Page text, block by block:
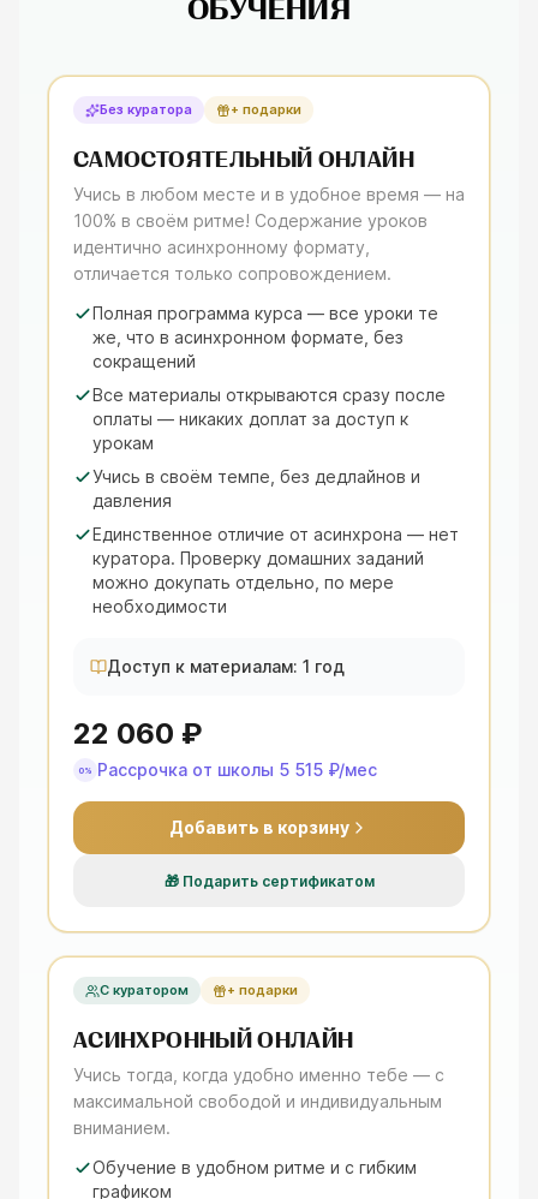
ОБУЧЕНИЯ
Без куратора + подарки
САМОСТОЯТЕЛЬНЫЙ ОНЛАЙН
Учись в любом месте и в удобное время — на
100% в своём ритме! Содержание уроков
идентично асинхронному формату,
отличается только сопровождением.
Полная программа курса — все уроки те
же, что в асинхронном формате, без
сокращений
Все материалы открываются сразу после
оплаты — никаких доплат за доступ к
урокам
Учись в своём темпе, без дедлайнов и
давления
Единственное отличие от асинхрона — нет
куратора. Проверку домашних заданий
можно докупать отдельно, по мере
необходимости
Доступ к материалам: 1 год
22 060 ₽
0% Рассрочка от школы 5 515 ₽/мес
Добавить в корзину
🎁 Подарить сертификатом
С куратором + подарки
АСИНХРОННЫЙ ОНЛАЙН
Учись тогда, когда удобно именно тебе — с
максимальной свободой и индивидуальным
вниманием.
Обучение в удобном ритме и с гибким
графиком